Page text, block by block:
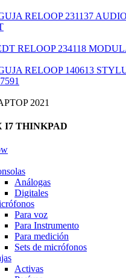
RELOOP 231137
RELOOP 234118
RELOOP 140613
2021
I7 THINKPAD
Análogas
Digitales
Para voz
Para Instrumento
Para medición
Sets de micrófonos
Activas